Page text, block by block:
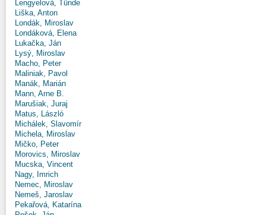
Lengyelová, Tünde
Liška, Anton
Londák, Miroslav
Londáková, Elena
Lukačka, Ján
Lysý, Miroslav
Macho, Peter
Maliniak, Pavol
Manák, Marián
Mann, Arne B.
Marušiak, Juraj
Matus, László
Michálek, Slavomír
Michela, Miroslav
Mičko, Peter
Morovics, Miroslav
Mucska, Vincent
Nagy, Imrich
Nemec, Miroslav
Nemeš, Jaroslav
Pekařová, Katarína